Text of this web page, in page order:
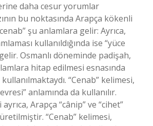
daha cesur yorumlar
bu noktasında Arapça kökenli
şu anlamlara gelir: Ayrıca,
kullanıldığında ise “yüce
Osmanlı döneminde padişah,
hitap edilmesi esnasında
“Cenab” kelimesi,
anlamında da kullanılır.
Arapça “cânip” ve “cihet”
“Cenab” kelimesi,